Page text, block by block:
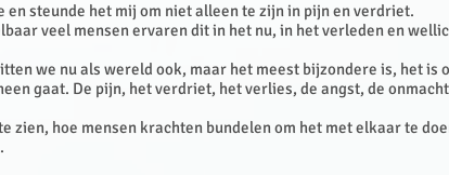
en steunde het mij om niet alleen te zijn in pijn en verdriet.
veel mensen ervaren dit in het nu, in het verleden en
we nu als wereld ook, maar het meest bijzondere is, het is
gaat. De pijn, het verdriet, het verlies, de angst, de
zien, hoe mensen krachten bundelen om het met elkaar te